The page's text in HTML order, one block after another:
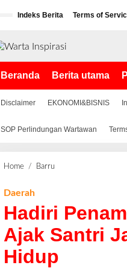
Indeks Berita Terms of
Beranda Berita utama
Disclaimer EKONOMI&BISNIS
SOP Perlindungan Wartawan
Home / Barru
i
P
e
n
Daerah
Hadiri
Ajak Santri
Hidup